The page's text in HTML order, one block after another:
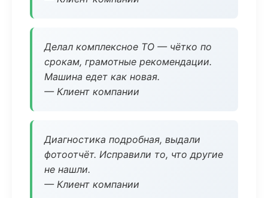
Делал комплексное ТО — чётко по
срокам, грамотные рекомендации.
Машина едет как новая.
— Клиент компании
Диагностика подробная, выдали
фотоотчёт. Исправили то, что другие
не нашли.
— Клиент компании